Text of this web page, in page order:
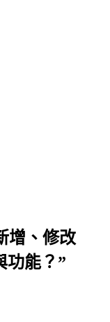
增、修改
功能？”